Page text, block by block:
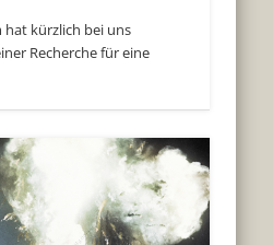
kürzlich bei uns
Recherche für eine